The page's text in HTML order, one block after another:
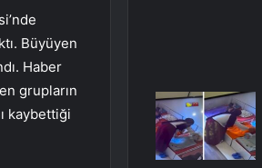
Büyüyen
Haber
grupların
kaybettiği